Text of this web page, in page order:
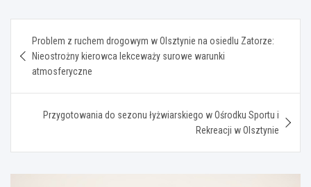
wpisu
Problem z ruchem drogowym w Olsztynie na osiedlu Zatorze:
Nieostrożny kierowca lekceważy surowe warunki
atmosferyczne
Przygotowania do sezonu łyżwiarskiego w Ośrodku Sportu i
Rekreacji w Olsztynie